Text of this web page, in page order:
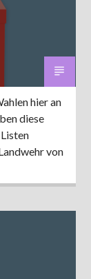
hier an
diese
von